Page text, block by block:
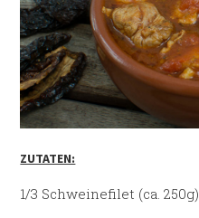
ZUTATEN:
1/3 Schweinefilet (ca. 250g)